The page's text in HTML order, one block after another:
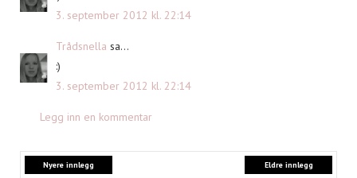
3. september 2012 kl. 22:14
Trådsnella sa...
:)
3. september 2012 kl. 22:14
Legg inn en kommentar
Nyere innlegg Eldre innlegg